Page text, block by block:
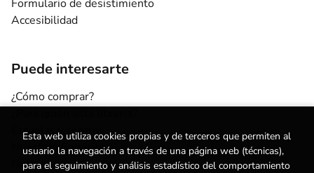
Formulario de desistimiento
Accesibilidad
Puede interesarte
¿Cómo comprar?
Escuelas y centros
Nuestros Servicios
Noticias
Esta web utiliza cookies propias y de terceros que permiten al
usuario la navegación a través de una página web (técnicas),
para el seguimiento y análisis estadístico del comportamiento